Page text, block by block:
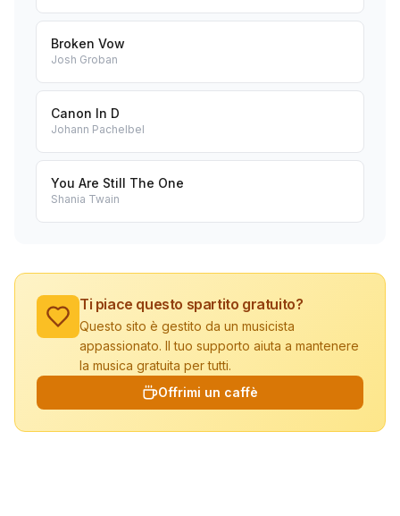
Broken Vow
Josh Groban
Canon In D
Johann Pachelbel
You Are Still The One
Shania Twain
Ti piace questo spartito gratuito?
Questo sito è gestito da un musicista
appassionato. Il tuo supporto aiuta a mantenere
la musica gratuita per tutti.
Offrimi un caffè